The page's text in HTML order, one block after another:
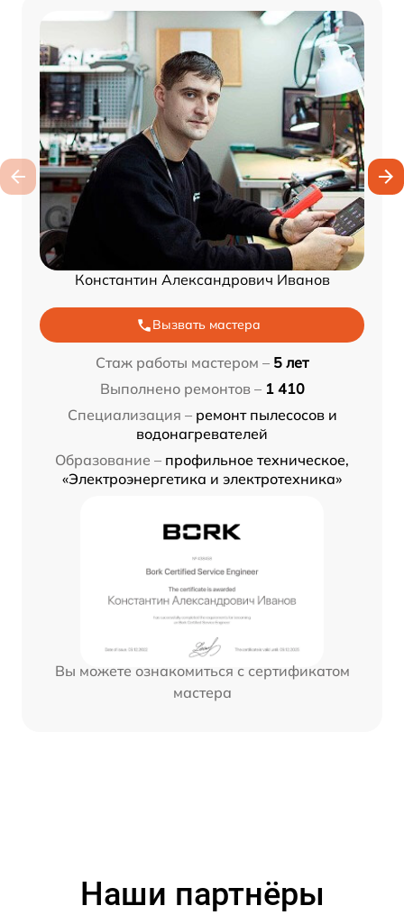
Константин Александрович Иванов
Вызвать мастера
Стаж работы мастером – 5 лет
Выполнено ремонтов – 1 410
Специализация – ремонт пылесосов и
водонагревателей
Образование – профильное техническое,
«Электроэнергетика и электротехника»
Вы можете ознакомиться с сертификатом
мастера
Наши партнёры